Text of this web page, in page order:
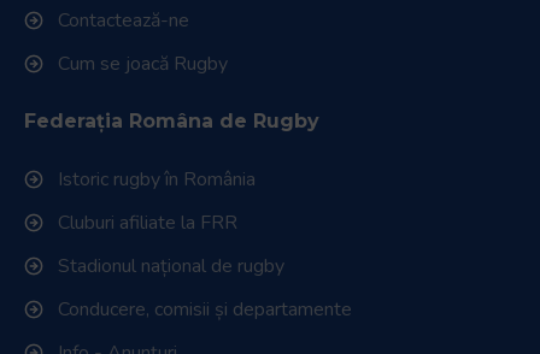
Contactează-ne
Cum se joacă Rugby
Federația Româna de Rugby
Istoric rugby în România
Cluburi afiliate la FRR
Stadionul național de rugby
Conducere, comisii și departamente